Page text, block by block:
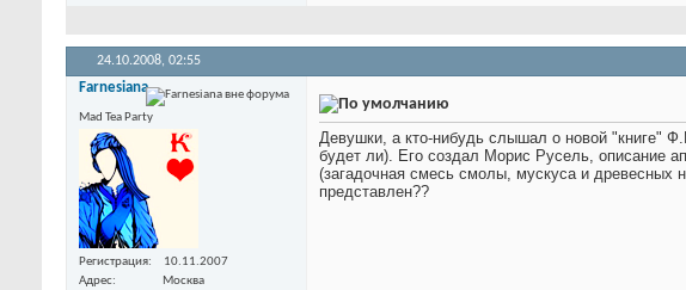
24.10.2008, 02:55
Farnesiana
Mad Tea Party
Регистрация
10.11.2007
Адрес
Москва
Девушки, а кто-нибудь слышал о новой "книге"
будет ли). Его создал Морис Русель, описание
(загадочная смесь смолы, мускуса и
представлен??